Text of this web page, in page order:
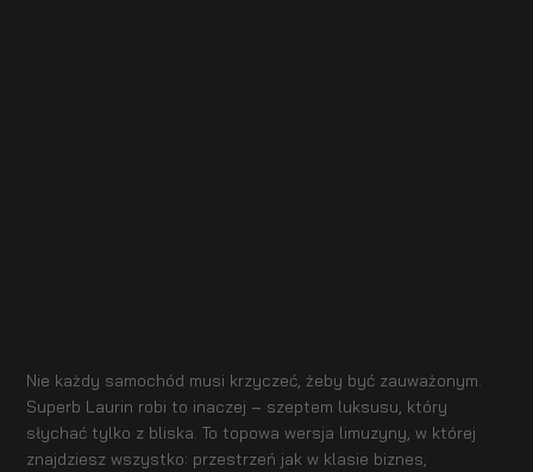
Nie każdy samochód musi krzyczeć, żeby być zauważonym.
Superb Laurin robi to inaczej – szeptem luksusu, który
słychać tylko z bliska. To topowa wersja limuzyny, w której
znajdziesz wszystko: przestrzeń jak w klasie biznes,